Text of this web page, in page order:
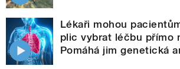
Lékaři mohou
plic vybrat léčbu přímo
Pomáhá jim genetická